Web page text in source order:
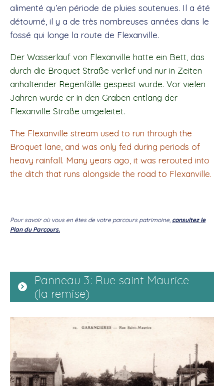
alimenté qu’en période de pluies soutenues. Il a été
détourné, il y a de très nombreuses années dans le
fossé qui longe la route de Flexanville.
Der Wasserlauf von Flexanville hatte ein Bett, das
durch die Broquet Straße verlief und nur in Zeiten
anhaltender Regenfälle gespeist wurde. Vor vielen
Jahren wurde er in den Graben entlang der
Flexanville Straße umgeleitet.
The Flexanville stream used to run through the
Broquet lane, and was only fed during periods of
heavy rainfall. Many years ago, it was rerouted into
the ditch that runs alongside the road to Flexanville.
Pour savoir où vous en êtes de votre parcours patrimoine, consultez le
Plan du Parcours.
Panneau 3 : Rue saint Maurice
(la remise)